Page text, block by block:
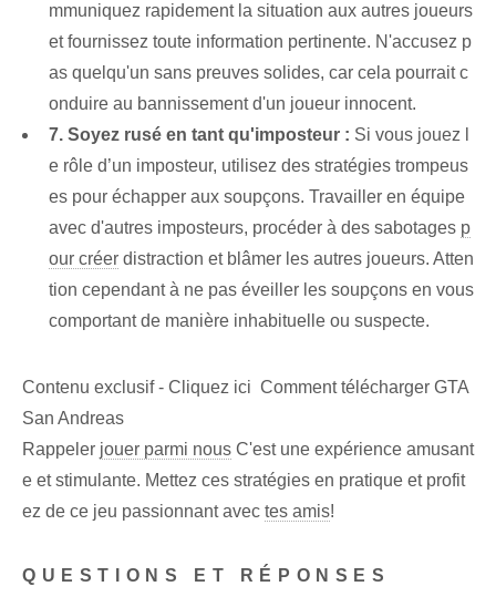
mmuniquez rapidement la situation aux autres joueurs
et fournissez toute information pertinente. N'accusez p
as quelqu'un sans preuves solides, car cela pourrait c
onduire au bannissement d'un joueur innocent.
7. Soyez rusé en tant qu'imposteur : Si vous jouez l
e rôle d’un imposteur, utilisez des stratégies trompeus
es pour échapper aux soupçons. Travailler en équipe
avec d'autres imposteurs, procéder à des sabotages p
our créer distraction et blâmer les autres joueurs. Atten
tion cependant à ne pas éveiller les soupçons en vous
comportant de manière inhabituelle ou suspecte.
Contenu exclusif - Cliquez ici Comment télécharger GTA
San Andreas
Rappeler jouer parmi nous C'est une expérience amusant
e et stimulante. Mettez ces stratégies en pratique et profit
ez de ce jeu passionnant avec tes amis!
QUESTIONS ET RÉPONSES